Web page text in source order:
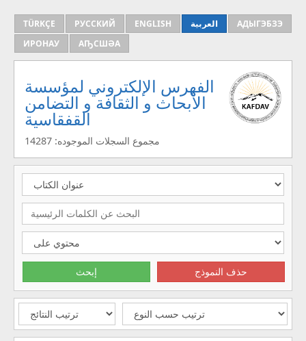
TÜRKÇE РУССКИЙ ENGLISH العربية
АДЫГЭБЗЭ
ИРОНАУ
АҦСШӘА
الفهرس الإلكتروني لمؤسسة
الأبحاث و الثقافة و التضامن
القفقاسية
مجموع السجلات الموجوده: 14287